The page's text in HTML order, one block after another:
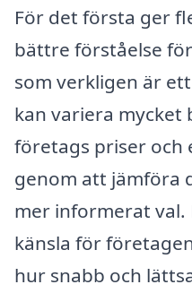
För det första ger
bättre förståelse
som verkligen är
kan variera mycket
företags priser och
genom att jämföra
mer informerat val.
känsla för
hur snabb och